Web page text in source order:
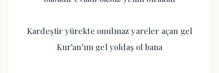
Kardeştir yürekte onulmaz yareler açan gel
Kur’an’ım gel yoldaş ol bana